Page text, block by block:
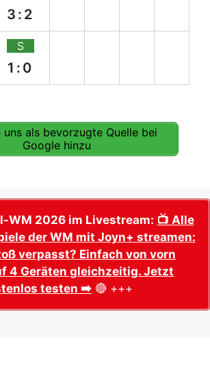
3:2
S
1:0
uns als bevorzugte Quelle bei
Google hinzu
WM 2026 im Livestream: 📺 Alle
der WM mit Joyn+ streamen:
verpasst? Einfach von vorn
4 Geräten gleichzeitig. Jetzt
testen ➡️ 🔴 +++